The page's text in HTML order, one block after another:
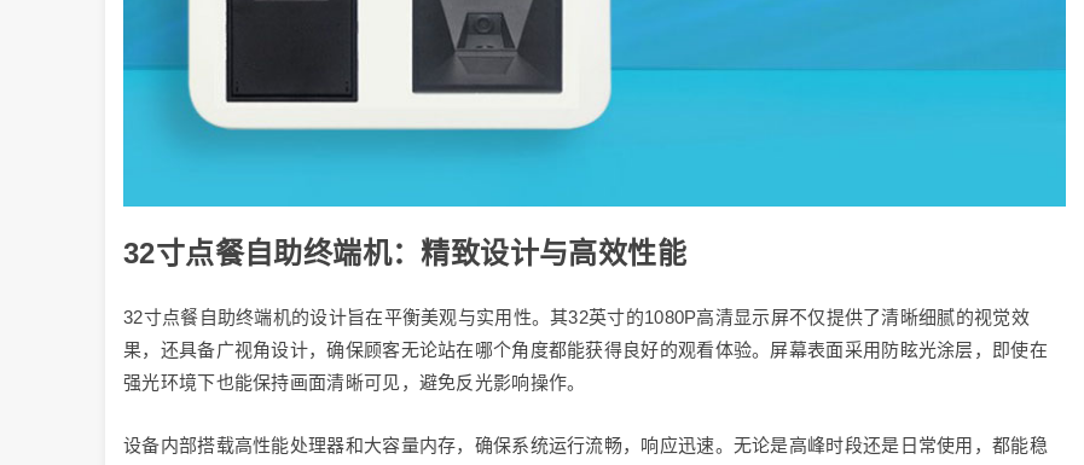
32寸点餐自助终端机：精致设计与高效性能
32寸点餐自助终端机的设计旨在平衡美观与实用性。其32英寸的1080P高清显示屏不仅提供了清晰细腻的视觉效
果，还具备广视角设计，确保顾客无论站在哪个角度都能获得良好的观看体验。屏幕表面采用防眩光涂层，即使在
强光环境下也能保持画面清晰可见，避免反光影响操作。
设备内部搭载高性能处理器和大容量内存，确保系统运行流畅，响应迅速。无论是高峰时段还是日常使用，都能稳